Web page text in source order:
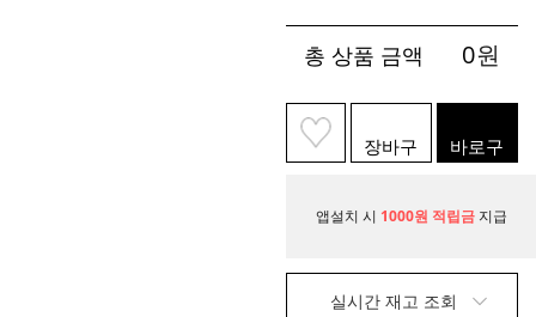
총 상품 금액 0원
장바구
니
바로구
매
앱설치 시 1000원 적립금 지급
실시간 재고 조회